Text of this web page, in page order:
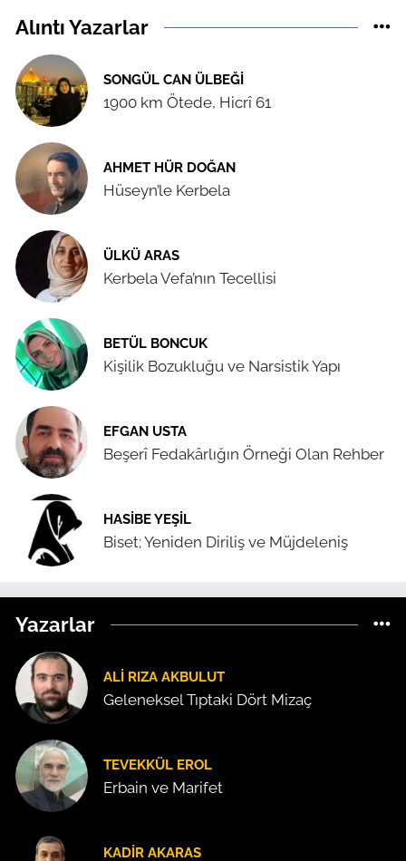
Alıntı Yazarlar
SONGÜL CAN ÜLBEĞI
1900 km Ötede, Hicrî 61
AHMET HÜR DOĞAN
Hüseyn’le Kerbela
ÜLKÜ ARAS
Kerbela Vefa’nın Tecellisi
BETÜL BONCUK
Kişilik Bozukluğu ve Narsistik Yapı
EFGAN USTA
Beşerî Fedakârlığın Örneği Olan Rehber
HASIBE YEŞIL
Biset; Yeniden Diriliş ve Müjdeleniş
Yazarlar
ALI RIZA AKBULUT
Geleneksel Tıptaki Dört Mizaç
TEVEKKÜL EROL
Erbain ve Marifet
KADIR AKARAS